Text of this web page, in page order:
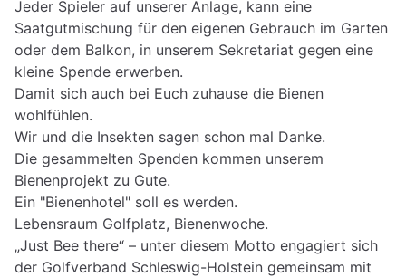
Jeder Spieler auf unserer Anlage, kann eine
Saatgutmischung für den eigenen Gebrauch im Garten
oder dem Balkon, in unserem Sekretariat gegen eine
kleine Spende erwerben.
Damit sich auch bei Euch zuhause die Bienen
wohlfühlen.
Wir und die Insekten sagen schon mal Danke.
Die gesammelten Spenden kommen unserem
Bienenprojekt zu Gute.
Ein "Bienenhotel" soll es werden.
Lebensraum Golfplatz, Bienenwoche.
„Just Bee there“ – unter diesem Motto engagiert sich
der Golfverband Schleswig-Holstein gemeinsam mit